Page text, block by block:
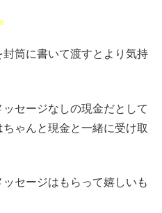
筒に書いて渡すとより気持
セージなしの現金だとして
ゃんと現金と一緒に受け取
セージはもらって嬉しいも